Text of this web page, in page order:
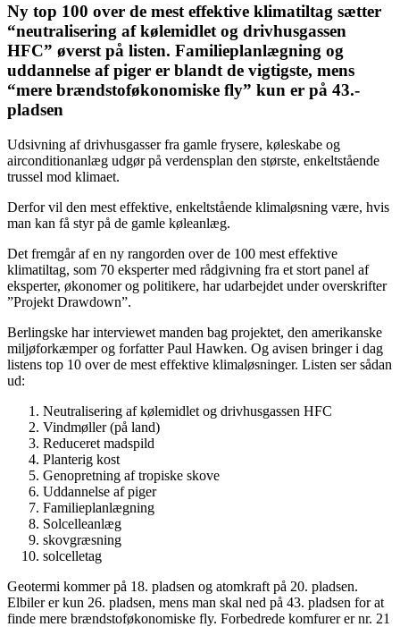
Ny top 100 over de mest effektive klimatiltag sætter
“neutralisering af kølemidlet og drivhusgassen
HFC” øverst på listen. Familieplanlægning og
uddannelse af piger er blandt de vigtigste, mens
“mere brændstoføkonomiske fly” kun er på 43.-
pladsen
Udsivning af drivhusgasser fra gamle frysere, køleskabe og
airconditionanlæg udgør på verdensplan den største, enkeltstående
trussel mod klimaet.
Derfor vil den mest effektive, enkeltstående klimaløsning være, hvis
man kan få styr på de gamle køleanlæg.
Det fremgår af en ny rangorden over de 100 mest effektive
klimatiltag, som 70 eksperter med rådgivning fra et stort panel af
eksperter, økonomer og politikere, har udarbejdet under overskrifter
”Projekt Drawdown”.
Berlingske har interviewet manden bag projektet, den amerikanske
miljøforkæmper og forfatter Paul Hawken. Og avisen bringer i dag
listens top 10 over de mest effektive klimaløsninger. Listen ser sådan
ud:
Neutralisering af kølemidlet og drivhusgassen HFC
Vindmøller (på land)
Reduceret madspild
Planterig kost
Genopretning af tropiske skove
Uddannelse af piger
Familieplanlægning
Solcelleanlæg
skovgræsning
solcelletag
Geotermi kommer på 18. pladsen og atomkraft på 20. pladsen.
Elbiler er kun 26. pladsen, mens man skal ned på 43. pladsen for at
finde mere brændstoføkonomiske fly. Forbedrede komfurer er nr. 21